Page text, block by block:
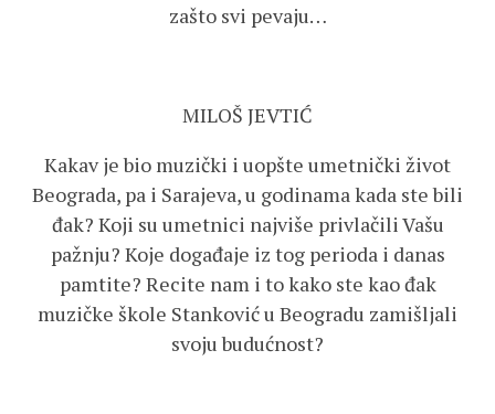
zašto svi pevaju…
MILOŠ JEVTIĆ
Kakav je bio muzički i uopšte umetnički život
Beograda, pa i Sarajeva, u godinama kada ste bili
đak? Koji su umetnici najviše privlačili Vašu
pažnju? Koje događaje iz tog perioda i danas
pamtite? Recite nam i to kako ste kao đak
muzičke škole Stanković u Beogradu zamišljali
svoju budućnost?